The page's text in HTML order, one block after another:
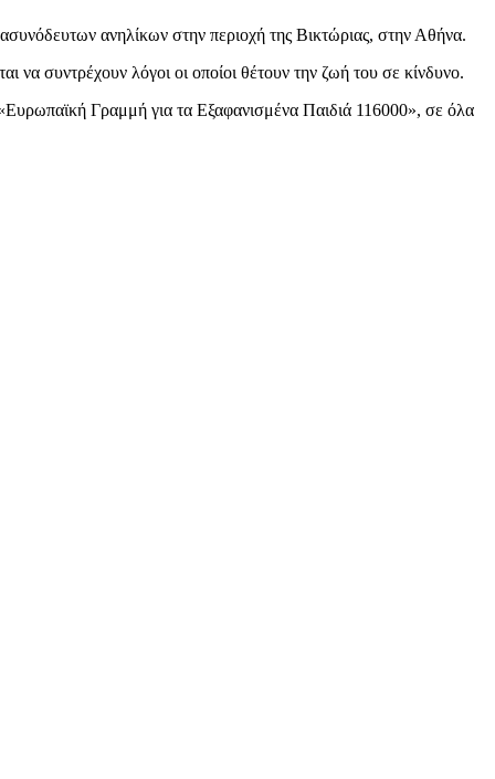
ανηλίκων στην περιοχή της Βικτώριας, στην Αθήνα.
συντρέχουν λόγοι οι οποίοι θέτουν την ζωή του σε κίνδυνο.
Γραμμή για τα Εξαφανισμένα Παιδιά 116000», σε όλα